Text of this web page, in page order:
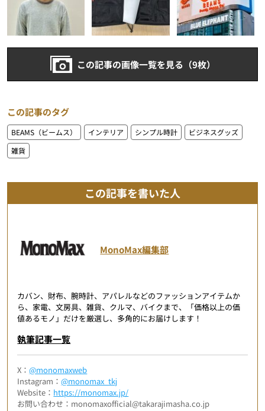
この記事の画像一覧を見る（9枚）
この記事のタグ
BEAMS（ビームス） インテリア シンプル時計
ビジネスグッズ
雑貨
この記事を書いた人
MonoMax編集部
カバン、財布、腕時計、アパレルなどのファッションアイテムか
ら、家電、文房具、雑貨、クルマ、バイクまで、「価格以上の価
値あるモノ」だけを厳選し、多角的にお届けします！
執筆記事一覧
X：@monomaxweb
Instagram：@monomax_tkj
Website： https://monomax.jp/
お問い合わせ：monomaxofficial@takarajimasha.co.jp